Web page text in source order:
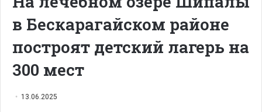
в Бескарагайском районе
построят детский лагерь на
300 мест
13.06.2025